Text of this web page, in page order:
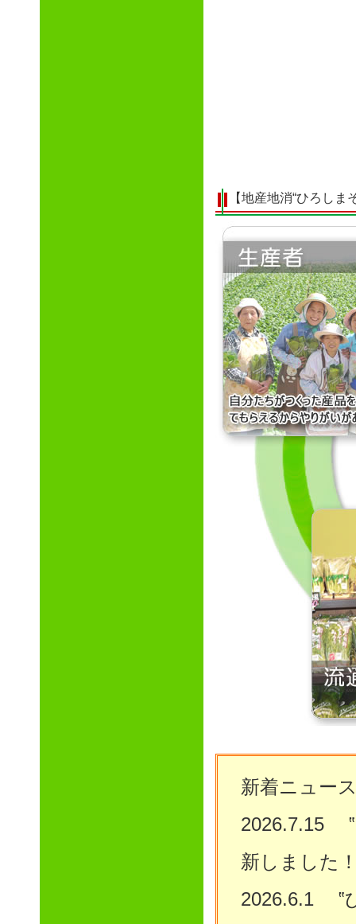
【地産地消“ひろしま
新着ニュー
2026.7.15 ‟
新しました
2026.6.1 ‟